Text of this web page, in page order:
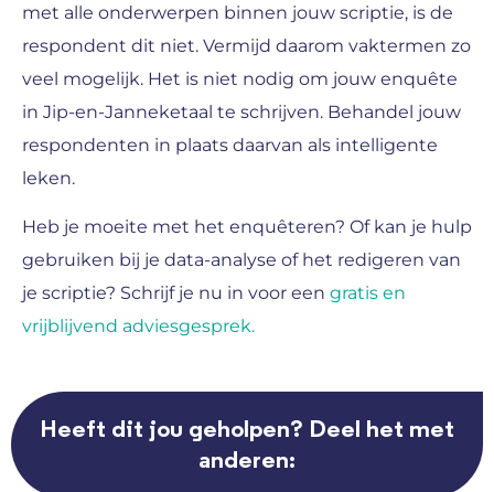
met alle onderwerpen binnen jouw scriptie, is de
respondent dit niet. Vermijd daarom vaktermen zo
veel mogelijk. Het is niet nodig om jouw enquête
in Jip-en-Janneketaal te schrijven. Behandel jouw
respondenten in plaats daarvan als intelligente
leken.
Heb je moeite met het enquêteren? Of kan je hulp
gebruiken bij je data-analyse of het redigeren van
je scriptie? Schrijf je nu in voor een gratis en
vrijblijvend adviesgesprek.
Heeft dit jou geholpen? Deel het met
anderen: